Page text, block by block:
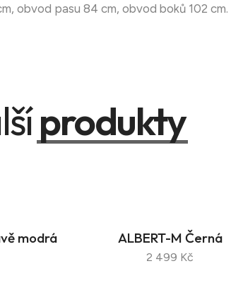
obvod pasu 84 cm, obvod boků 102 cm.
produkty
modrá ALBERT-M Černá
2 499 Kč